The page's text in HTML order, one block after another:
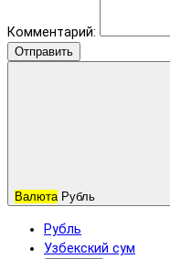
Комментарий:
Отправить
Валюта Рубль
Рубль
Узбекский сум